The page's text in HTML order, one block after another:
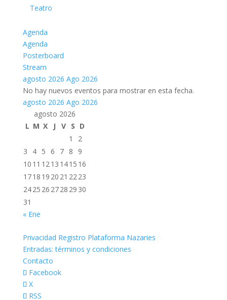
Teatro
Agenda
Agenda
Posterboard
Stream
agosto 2026 Ago 2026
No hay nuevos eventos para mostrar en esta fecha.
agosto 2026 Ago 2026
agosto 2026
L M X J V S D
1
2
3
4 5 6 7 8
9
10 11 1213 1415 16
1718 19 20 21 2223
2425 26 2728 29 30
31
« Ene
Privacidad Registro Plataforma Nazaries
Entradas: términos y condiciones
Contacto
Facebook
X
RSS